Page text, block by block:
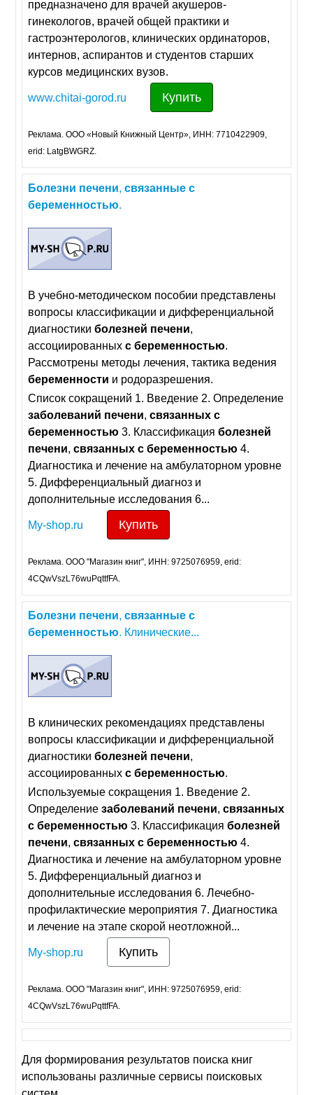
предназначено для врачей акушеров-
гинекологов, врачей общей практики и
гастроэнтерологов, клинических ординаторов,
интернов, аспирантов и студентов старших
курсов медицинских вузов.
www.chitai-gorod.ru Купить
Реклама. ООО «Новый Книжный Центр», ИНН: 7710422909,
erid: LatgBWGRZ.
Болезни печени,связанные с
беременностью.
В учебно-методическом пособии представлены
вопросы классификации и дифференциальной
диагностикиболезней печени,
ассоциированныхс беременностью.
Рассмотрены методы лечения, тактика ведения
беременности и родоразрешения.
Список сокращений 1. Введение 2. Определение
заболеваний печени,связанных с
беременностью 3. Классификацияболезней
печени,связанных с беременностью 4.
Диагностика и лечение на амбулаторном уровне
5. Дифференциальный диагноз и
дополнительные исследования 6...
My-shop.ru Купить
Реклама. ООО "Магазин книг", ИНН: 9725076959, erid:
4CQwVszL76wuPqttfFA.
Болезни печени,связанные с
беременностью. Клинические...
В клинических рекомендациях представлены
вопросы классификации и дифференциальной
диагностикиболезней печени,
ассоциированныхс беременностью.
Используемые сокращения 1. Введение 2.
Определениезаболеваний печени,связанных
с беременностью 3. Классификацияболезней
печени,связанных с беременностью 4.
Диагностика и лечение на амбулаторном уровне
5. Дифференциальный диагноз и
дополнительные исследования 6. Лечебно-
профилактические мероприятия 7. Диагностика
и лечение на этапе скорой неотложной...
My-shop.ru Купить
Реклама. ООО "Магазин книг", ИНН: 9725076959, erid:
4CQwVszL76wuPqttfFA.
Для формирования результатов поиска книг
использованы различные сервисы поисковых